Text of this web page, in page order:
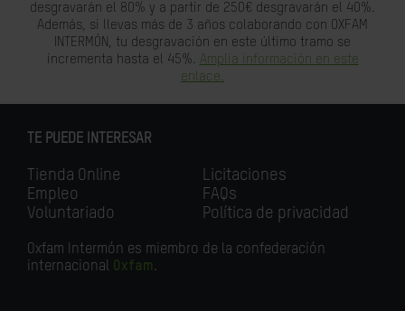
desgravarán el 80% y a partir de 250€ desgravarán el 40%.
Además, si llevas más de 3 años colaborando con OXFAM
INTERMÓN, tu desgravación en este último tramo se
incrementa hasta el 45%. Amplia información en este
enlace.
TE PUEDE INTERESAR
Tienda Online
Empleo
Voluntariado
Licitaciones
FAQs
Política de privacidad
Oxfam Intermón es miembro de la confederación
internacional Oxfam.